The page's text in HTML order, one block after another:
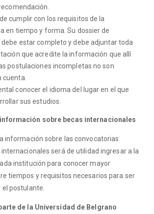
cumplir con los requisitos de la
en tiempo y forma. Su dossier de
estar completo y debe adjuntar toda
que acredite la información que allí
postulaciones incompletas no son
cuenta.
conocer el idioma del lugar en el que
sus estudios.
sobre becas internacionales
información sobre las convocatorias
será de utilidad ingresar a la
institución para conocer mayor
tiempos y requisitos necesarios para ser
postulante.
de la Universidad de Belgrano